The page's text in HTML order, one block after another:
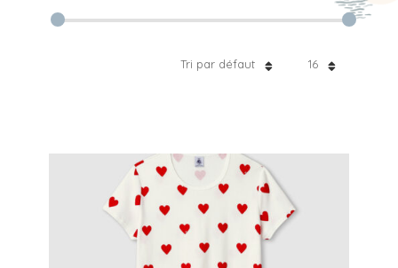
16
Tri par défaut